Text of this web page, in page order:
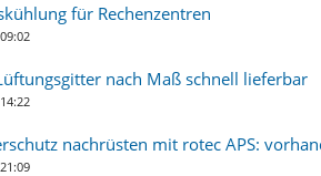
für Rechenzentren
nach Maß schnell lieferbar
nachrüsten mit rotec APS: